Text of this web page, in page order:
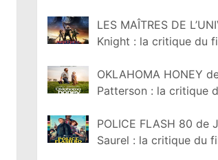
LES MAÎTRES DE
Knight : la critique du
OKLAHOMA HONEY
Patterson : la critique
POLICE FLASH 80 de
Saurel : la critique du